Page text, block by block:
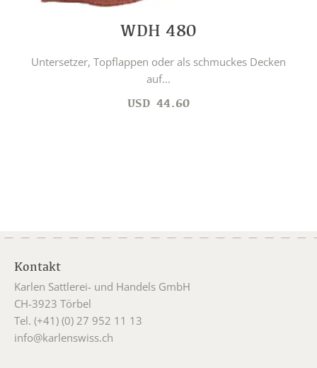
WDH 480
Untersetzer, Topflappen oder als schmuckes Decken
auf...
USD 44.60
Kontakt
Karlen Sattlerei- und Handels GmbH
CH-3923 Törbel
Tel. (+41) (0) 27 952 11 13
info@karlenswiss.ch